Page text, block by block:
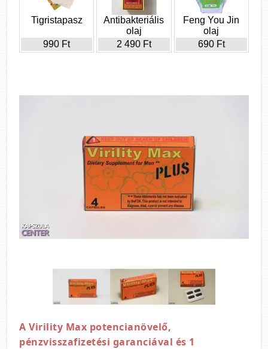
Tigristapasz
990 Ft
Antibakteriális
olaj
2 490 Ft
Feng You Jin
olaj
690 Ft
A Virility Max potencianövelő,
pénzvisszafizetési garanciával és 1